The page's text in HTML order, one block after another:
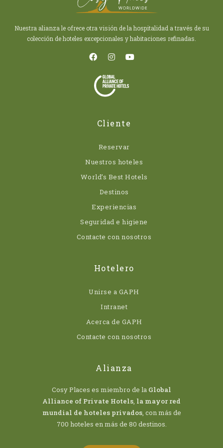
Nuestra alianza le ofrece otra visión de la hospitalidad a través de su
colección de hoteles excepcionales y habitaciones refinadas.
Cliente
Reservar
Nuestros hoteles
World’s Best Hotels
Destinos
Experiencias
Seguridad e higiene
Contacte con nosotros
Hotelero
Unirse a GAPH
Intranet
Acerca de GAPH
Contacte con nosotros
Alianza
Cosy Places es miembro de la Global
Alliance of Private Hotels la mayor red
mundial de hoteles privados, con más de
700 hoteles en más de 80 destinos.